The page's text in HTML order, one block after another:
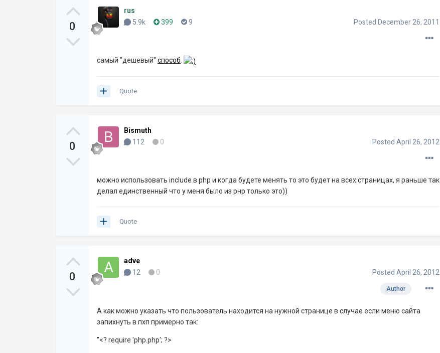
0
rus
5.9k
399 9 Posted December 26, 2011
самый "дешевый" способ.
Quote
0
Bismuth
112
0 Posted April 26, 2012
можно использовать include в php и когда будете менять то это будет на всех страницах, я раньше так
делал единственный что у меня было из рнр только это))
Quote
0
adve
12
0 Posted April 26, 2012
Author
А как можно указать что пользователь находится на нужной странице в случае если меню сайта
запихнуть в пхп примерно так:
"<? require 'php.php'; ?>